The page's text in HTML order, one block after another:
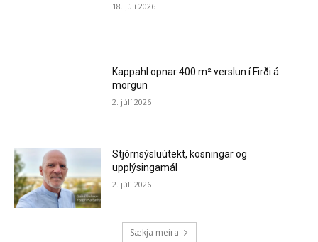
18. júlí 2026
Kappahl opnar 400 m² verslun í Firði á
morgun
2. júlí 2026
Stjórnsýsluútekt, kosningar og
upplýsingamál
2. júlí 2026
Sækja meira